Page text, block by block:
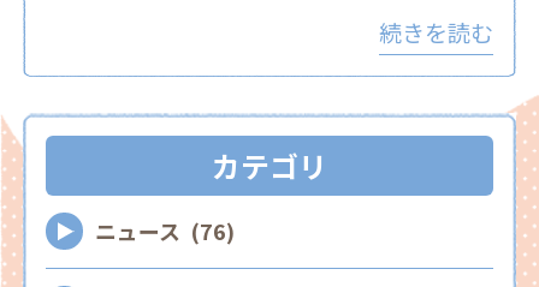
続きを読む
カテゴリ
ニュース (76)